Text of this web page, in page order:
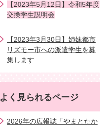
【2023年5月12日】令和5年度
交換学生説明会
【2023年3月30日】姉妹都市
リズモー市への派遣学生を募
集します
よく見られるページ
2026年の広報誌「やまとたか